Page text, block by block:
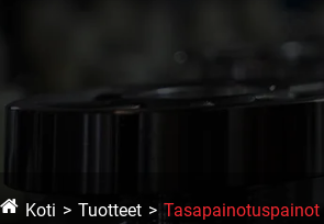
Koti Tuotteet Tasapainotuspainot